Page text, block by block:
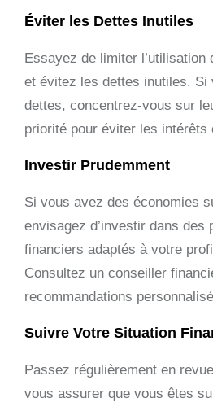
Éviter les Dettes Inutiles
Essayez de limiter
et évitez les dettes inutiles. Si
dettes, concentrez-vous sur
priorité pour éviter les intérêts
Investir Prudemment
Si vous avez des économies
envisagez d’investir dans des
financiers adaptés à votre
Consultez un conseiller
recommandations
Suivre Votre Situation
Passez régulièrement en
vous assurer que vous êtes